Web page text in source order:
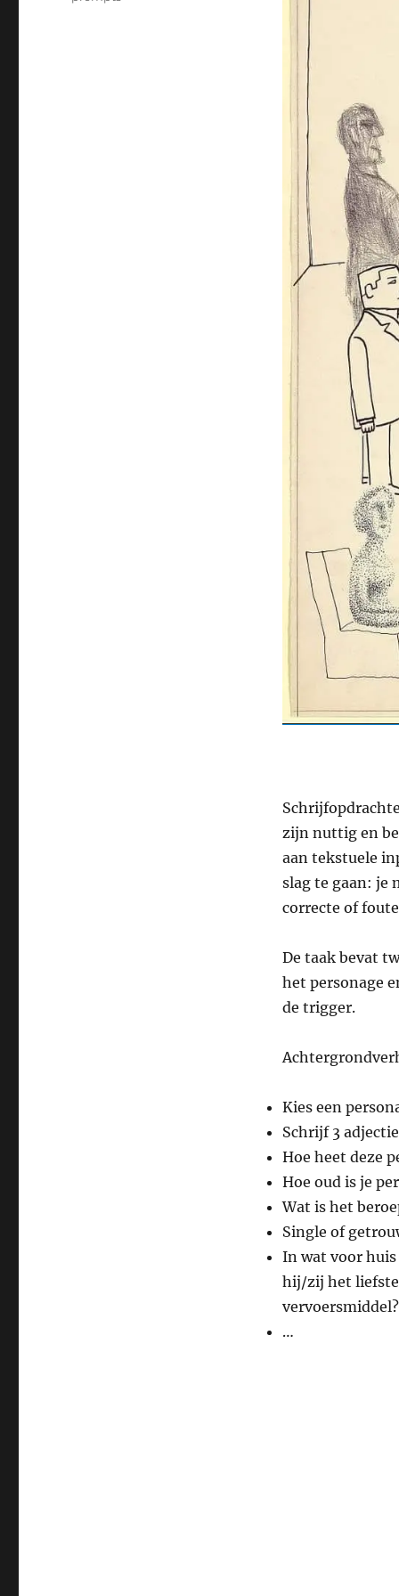
zijn nuttig en
aan tekstuele
slag te gaan: je
correcte of
De taak bevat
het personage
de trigger.
Kies een
Schrijf 3
Hoe heet deze
Hoe oud is je
Wat is het
Single of
In wat voor
hij/zij het liefste
vervoersmiddel?
…